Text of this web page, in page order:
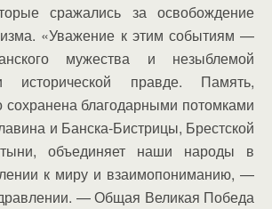
сражались за освобождение
«Уважение к этим событиям —
мужества и незыблемой
исторической правде. Память,
сохранена благодарными потомками
и Банска-Бистрицы, Брестской
объединяет наши народы в
к миру и взаимопониманию, —
— Общая Великая Победа